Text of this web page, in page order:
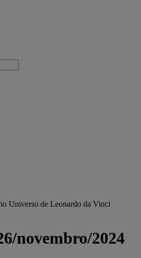
Universo de Leonardo da Vinci
novembro/2024